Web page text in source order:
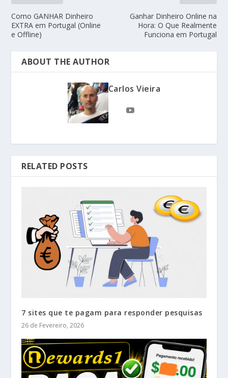
Como GANHAR Dinheiro
EXTRA em Portugal (Online
e Offline)
Ganhar Dinheiro Online na
Hora: O Que Realmente
Funciona em Portugal
ABOUT THE AUTHOR
Carlos Vieira
RELATED POSTS
7 sites que te pagam para responder pesquisas
26 de Fevereiro, 2026